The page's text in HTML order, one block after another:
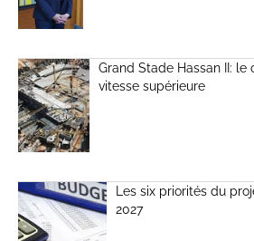
Grand Stade Hassan II: le
vitesse supérieure
Les six priorités du
2027